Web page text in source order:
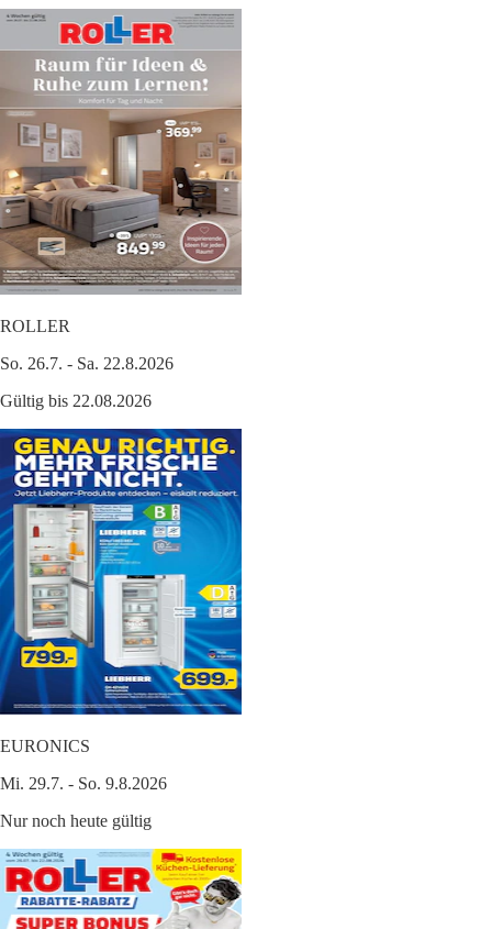
ROLLER
So. 26.7. - Sa. 22.8.2026
Gültig bis 22.08.2026
EURONICS
Mi. 29.7. - So. 9.8.2026
Nur noch heute gültig